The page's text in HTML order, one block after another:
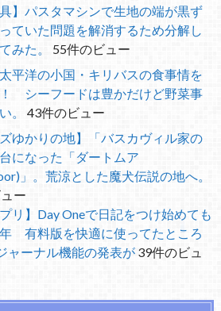
具】パスタマシンで生地の端が黒ず
ていた問題を解消するため分解し
みた。
55件のビュー
太平洋の小国・キリバスの食事情を
シーフードは豊かだけど野菜事
。
43件のビュー
ズゆかりの地】「バスカヴィル家の
になった「ダートムア
」。荒涼とした魔犬伝説の地へ。
ー
プリ】Day Oneで日記をつけ始めても
有料版を快適に使ってたところ
ャーナル機能の発表が 39件のビュ